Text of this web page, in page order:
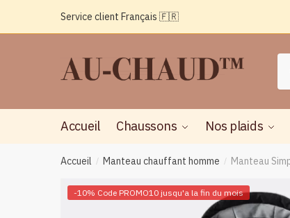
Service client Français 🇫🇷
Accueil Chaussons Nos plaids
Accueil / Manteau chauffant homme / Manteau
-10% Code PROMO10 jusqu'a la fin du mois